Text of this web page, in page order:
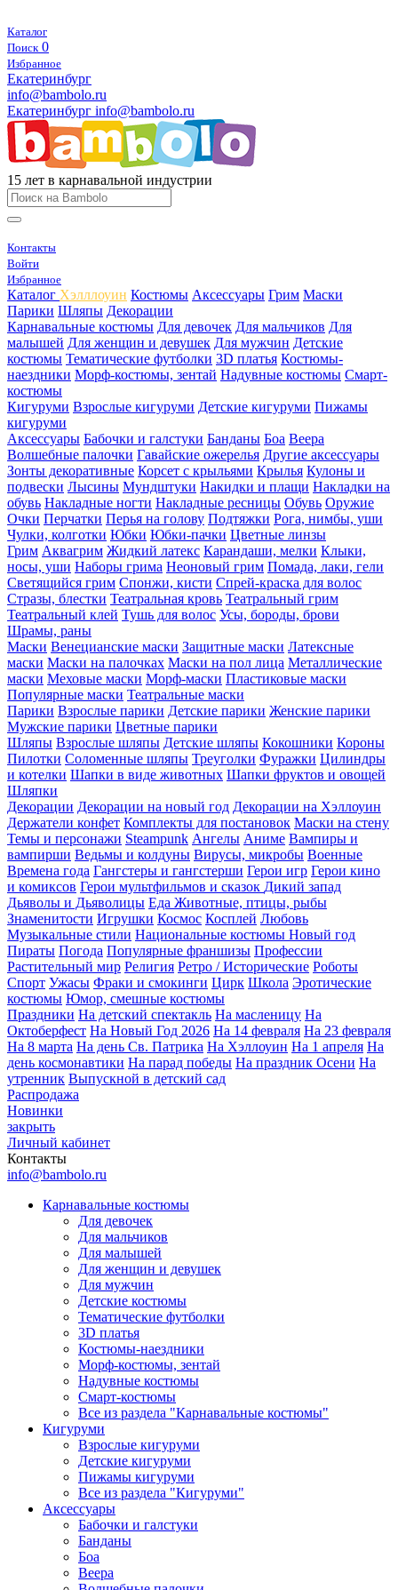
Каталог
Поиск 0
Избранное
Екатеринбург
info@bambolo.ru
Екатеринбург info@bambolo.ru
15 лет в карнавальной индустрии
Контакты
Войти
Избранное
Каталог Хэлллоуин Костюмы Аксессуары Грим Маски
Парики Шляпы Декорации
Карнавальные костюмы Для девочек Для мальчиков Для
малышей Для женщин и девушек Для мужчин Детские
костюмы Тематические футболки 3D платья Костюмы-
наездники Морф-костюмы, зентай Надувные костюмы Смарт-
костюмы
Кигуруми Взрослые кигуруми Детские кигуруми Пижамы
кигуруми
Аксессуары Бабочки и галстуки Банданы Боа Веера
Волшебные палочки Гавайские ожерелья Другие аксессуары
Зонты декоративные Корсет с крыльями Крылья Кулоны и
подвески Лысины Мундштуки Накидки и плащи Накладки на
обувь Накладные ногти Накладные ресницы Обувь Оружие
Очки Перчатки Перья на голову Подтяжки Рога, нимбы, уши
Чулки, колготки Юбки Юбки-пачки Цветные линзы
Грим Аквагрим Жидкий латекс Карандаши, мелки Клыки,
носы, уши Наборы грима Неоновый грим Помада, лаки, гели
Светящийся грим Спонжи, кисти Спрей-краска для волос
Стразы, блестки Театральная кровь Театральный грим
Театральный клей Тушь для волос Усы, бороды, брови
Шрамы, раны
Маски Венецианские маски Защитные маски Латексные
маски Маски на палочках Маски на пол лица Металлические
маски Меховые маски Морф-маски Пластиковые маски
Популярные маски Театральные маски
Парики Взрослые парики Детские парики Женские парики
Мужские парики Цветные парики
Шляпы Взрослые шляпы Детские шляпы Кокошники Короны
Пилотки Соломенные шляпы Треуголки Фуражки Цилиндры
и котелки Шапки в виде животных Шапки фруктов и овощей
Шляпки
Декорации Декорации на новый год Декорации на Хэллоуин
Держатели конфет Комплекты для постановок Маски на стену
Темы и персонажи Steampunk Ангелы Аниме Вампиры и
вампирши Ведьмы и колдуны Вирусы, микробы Военные
Времена года Гангстеры и гангстерши Герои игр Герои кино
и комиксов Герои мультфильмов и сказок Дикий запад
Дьяволы и Дьяволицы Еда Животные, птицы, рыбы
Знаменитости Игрушки Космос Косплей Любовь
Музыкальные стили Национальные костюмы Новый год
Пираты Погода Популярные франшизы Профессии
Растительный мир Религия Ретро / Исторические Роботы
Спорт Ужасы Фраки и смокинги Цирк Школа Эротические
костюмы Юмор, смешные костюмы
Праздники На детский спектакль На масленицу На
Октоберфест На Новый Год 2026 На 14 февраля На 23 февраля
На 8 марта На день Св. Патрика На Хэллоуин На 1 апреля На
день космонавтики На парад победы На праздник Осени На
утренник Выпускной в детский сад
Распродажа
Новинки
закрыть
Личный кабинет
Контакты
info@bambolo.ru
Карнавальные костюмы
Для девочек
Для мальчиков
Для малышей
Для женщин и девушек
Для мужчин
Детские костюмы
Тематические футболки
3D платья
Костюмы-наездники
Морф-костюмы, зентай
Надувные костюмы
Смарт-костюмы
Все из раздела "Карнавальные костюмы"
Кигуруми
Взрослые кигуруми
Детские кигуруми
Пижамы кигуруми
Все из раздела "Кигуруми"
Аксессуары
Бабочки и галстуки
Банданы
Боа
Веера